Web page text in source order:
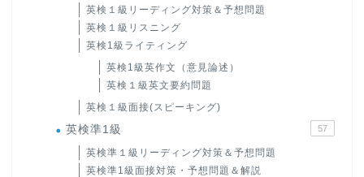
英検１級リーディング対策＆予想問題
英検１級リスニング
英検1級ライティング
英検1級英作文（意見論述）
英検１級英文要約問題
英検１級面接(スピーキング)
英検準1級 57
英検準１級リーディング対策＆予想問題
英検準1級面接対策・予想問題＆解説